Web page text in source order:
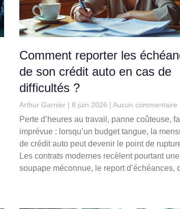
Comment reporter les
de son crédit auto en cas de
difficultés ?
Arthur Garnier 8 juin 2026 Aucun commentaire
Perte d’heures au travail, panne coûteuse,
imprévue : lorsqu’un budget tangue, la
de crédit auto peut devenir le point de
Les contrats modernes recèlent pourtant une
soupape méconnue, le report d’échéances,